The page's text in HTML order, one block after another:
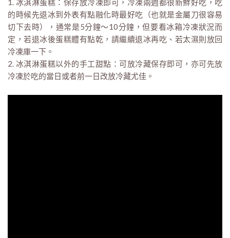
1. 冰淇淋蛋糕：保存放冷凍即可，冷凍兩週都很新鮮好吃，吃
的時候先退冰到外表有點融化時最好吃（也就是金屬刀很容易
切下去時），通常是5分鐘～10分鐘，但要看冰箱冷凍狀況而
定，若退冰後蛋糕體有點乾，請繼續退冰再吃、若太濕則放回
冷凍庫一下。
2. 冰淇淋蛋糕以外的手工甜點：可放冷藏保存即可，亦可先放
冷凍於吃的當日或者前一日改放冷藏尤佳。